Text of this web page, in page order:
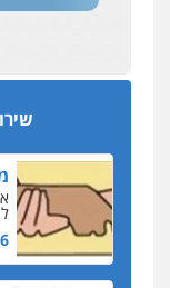
עסקה חמה
כתב האישום
לאקטים מיניים
כתב אישום:
ההלוואות
הפרקליטות:
שמשו אנשי